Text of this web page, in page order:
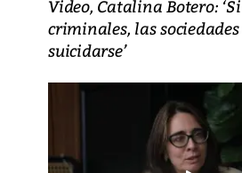
Video, Catalina Botero:
criminales, las
suicidarse’